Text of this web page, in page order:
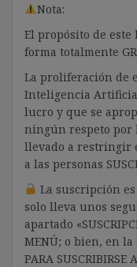
Nota:
El propósito de
forma totalmente
La proliferación de
Inteligencia
lucro y que se
ningún respeto por
llevado a restringir
a las personas
La suscripción
solo lleva unos
apartado
MENÚ; o bien, en la
PARA SUSCRIBIRSE